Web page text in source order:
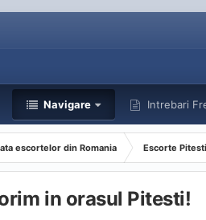
Navigare Intrebari
escortelor din Romania Escorte Pitesti
in orasul Pitesti!